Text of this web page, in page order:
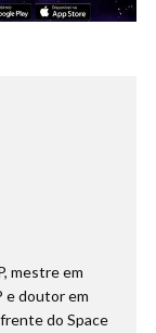
mestre em
e doutor em
do Space